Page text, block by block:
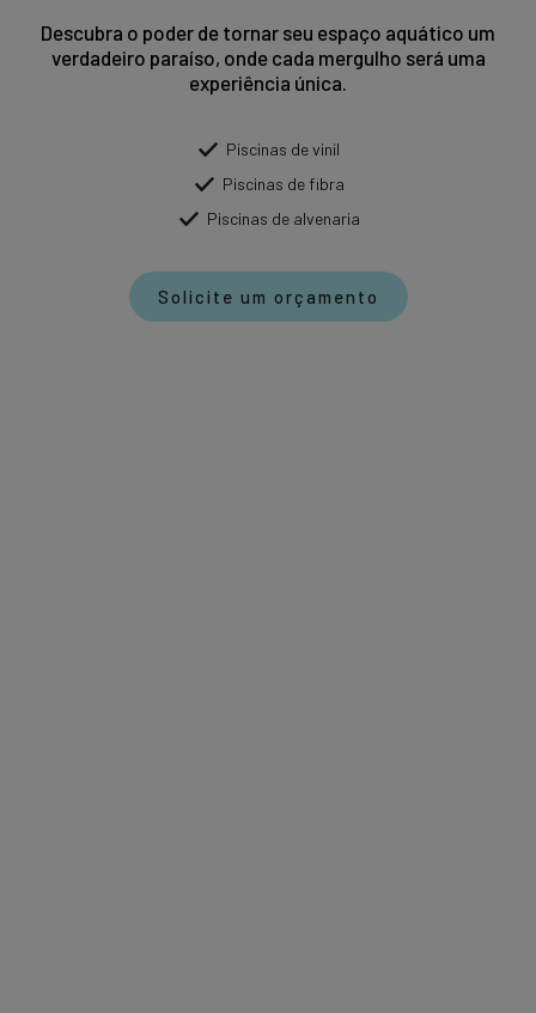
Descubra o poder de tornar seu espaço aquático um
verdadeiro paraíso, onde cada mergulho será uma
experiência única.
Piscinas de vinil
Piscinas de fibra
Piscinas de alvenaria
Solicite um orçamento